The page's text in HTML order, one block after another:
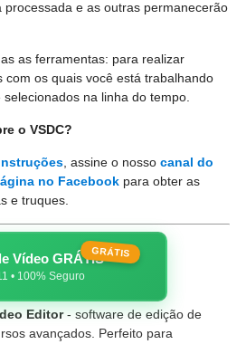
processada e as outras permanecerão
as ferramentas: para realizar
com os quais você está trabalhando
na linha do tempo.
o VSDC?
, assine o nosso canal do
no Facebook para obter as
e truques.
Vídeo GRÁTIS
• 100% Seguro
GRÁTIS
Editor- software de edição de
avançados. Perfeito para